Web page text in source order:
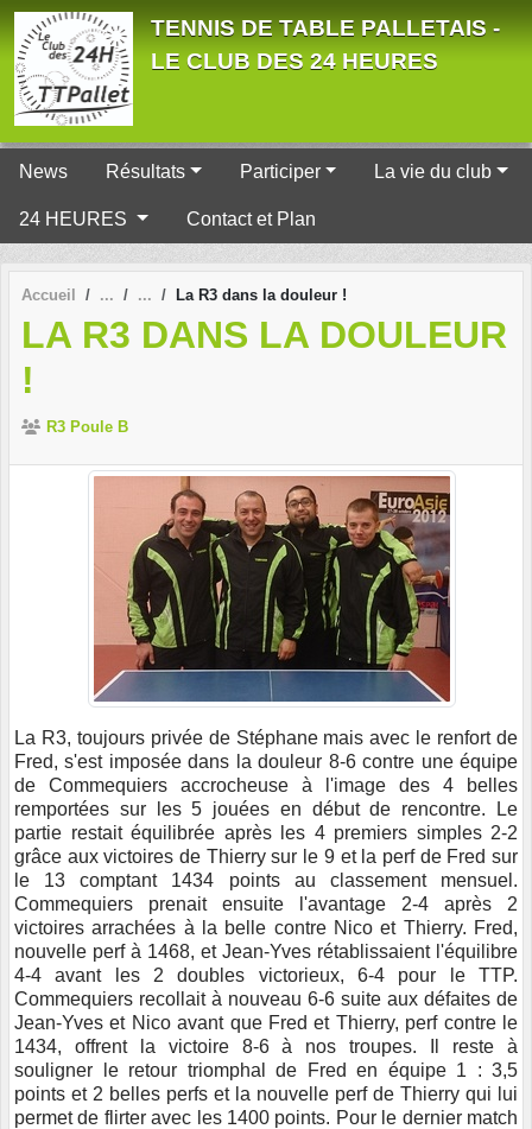
TENNIS DE TABLE PALLETAIS -
LE CLUB DES 24 HEURES
News Résultats Participer La vie du club
24 HEURES Contact et Plan
Accueil La R3 dans la douleur !
LA R3 DANS LA DOULEUR
!
R3 Poule B
La R3, toujours privée de Stéphane mais avec le renfort de
Fred, s'est imposée dans la douleur 8-6 contre une équipe
de Commequiers accrocheuse à l'image des 4 belles
remportées sur les 5 jouées en début de rencontre. Le
partie restait équilibrée après les 4 premiers simples 2-2
grâce aux victoires de Thierry sur le 9 et la perf de Fred sur
le 13 comptant 1434 points au classement mensuel.
Commequiers prenait ensuite l'avantage 2-4 après 2
victoires arrachées à la belle contre Nico et Thierry. Fred,
nouvelle perf à 1468, et Jean-Yves rétablissaient l'équilibre
4-4 avant les 2 doubles victorieux, 6-4 pour le TTP.
Commequiers recollait à nouveau 6-6 suite aux défaites de
Jean-Yves et Nico avant que Fred et Thierry, perf contre le
1434, offrent la victoire 8-6 à nos troupes. Il reste à
souligner le retour triomphal de Fred en équipe 1 : 3,5
points et 2 belles perfs et la nouvelle perf de Thierry qui lui
permet de flirter avec les 1400 points. Pour le dernier match
Panneau de gestion des cookies